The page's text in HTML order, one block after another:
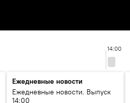
14:00
Ежедневные новости
Ежедневные новости. Выпуск
14:00